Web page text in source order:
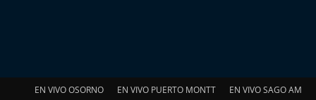
EN VIVO OSORNO EN VIVO PUERTO MONTT EN VIVO SAGO AM